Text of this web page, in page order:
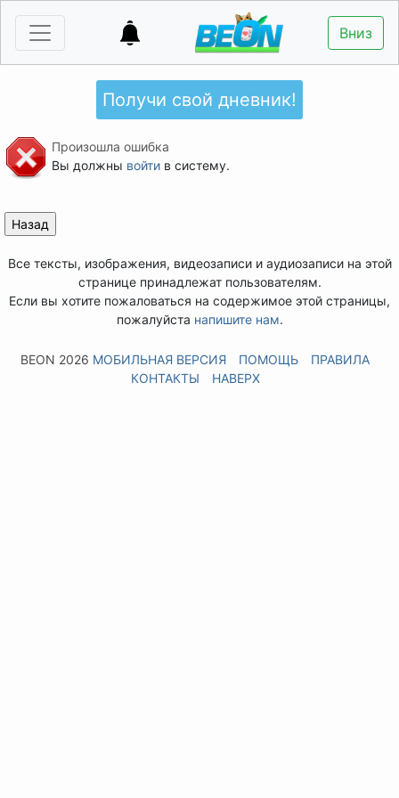
Вниз
Получи свой дневник!
Произошла ошибка
Вы должны войтив систему.
Все тексты, изображения, видеозаписи и аудиозаписи на этой
странице принадлежат пользователям.
Если вы хотите пожаловаться на содержимое этой страницы,
пожалуйста напишите нам.
BEON 2026 МОБИЛЬНАЯ ВЕРСИЯ ПОМОЩЬ
ПРАВИЛА
КОНТАКТЫ
НАВЕРХ